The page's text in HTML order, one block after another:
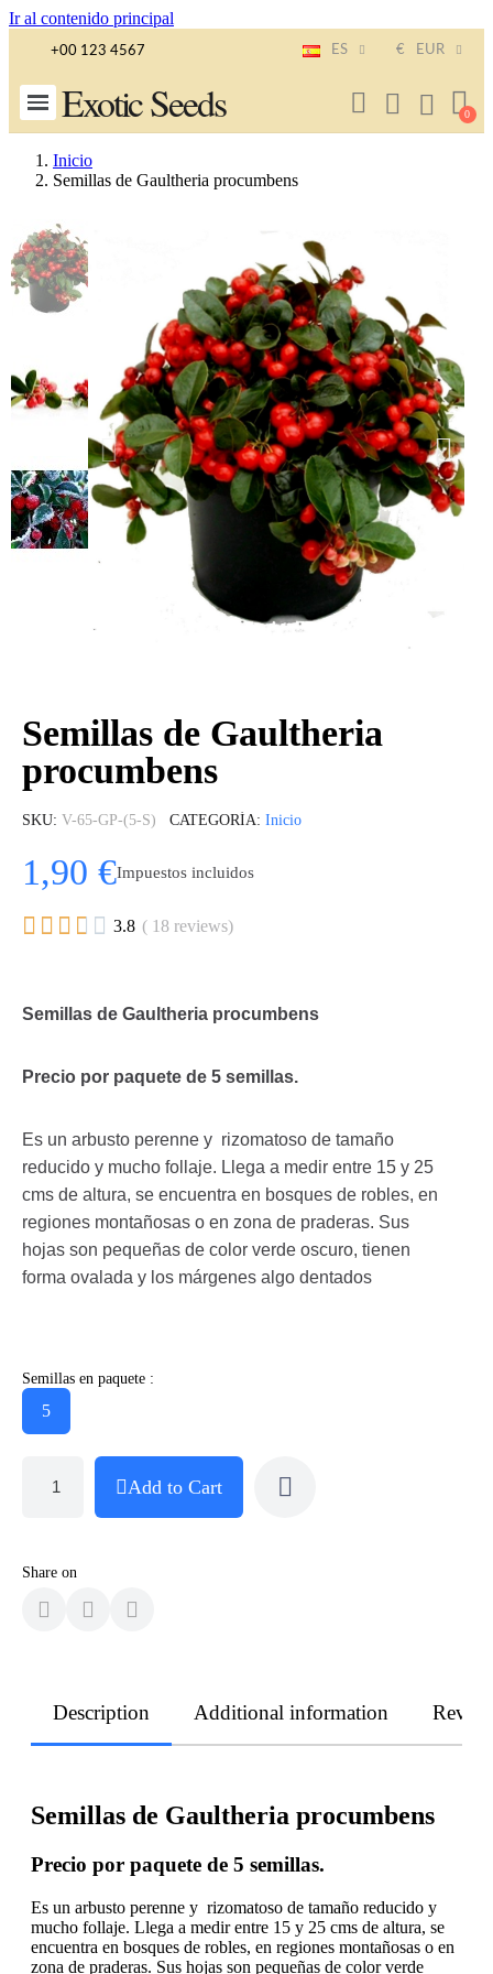
Ir al contenido principal
+00 123 4567 ES € EUR
Exotic Seeds
Inicio
Semillas de Gaultheria procumbens
Semillas de Gaultheria
procumbens
SKU V-65-GP-(5-S) CATEGORÍA Inicio
1,90 €Impuestos incluidos
     3.8 ( 18 reviews)
Semillas de Gaultheria procumbens
Precio por paquete de 5 semillas.
Es un arbusto perenne y rizomatoso de tamaño
reducido y mucho follaje. Llega a medir entre 15 y 25
cms de altura, se encuentra en bosques de robles, en
regiones montañosas o en zona de praderas. Sus
hojas son pequeñas de color verde oscuro, tienen
forma ovalada y los márgenes algo dentados
Semillas en paquete :
5
Add to Cart
Share on
Description Additional information
Semillas de Gaultheria procumbens
Precio por paquete de 5 semillas.
Es un arbusto perenne y rizomatoso de tamaño reducido y
mucho follaje. Llega a medir entre 15 y 25 cms de altura, se
encuentra en bosques de robles, en regiones montañosas o en
zona de praderas. Sus hojas son pequeñas de color verde